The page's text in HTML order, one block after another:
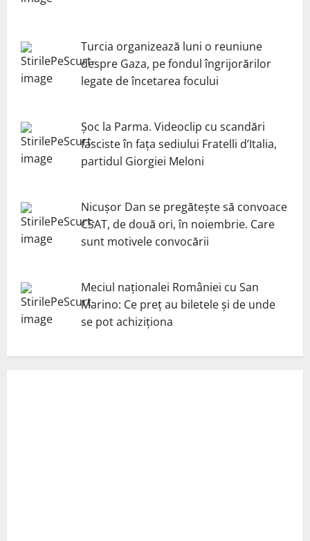
Turcia organizează luni o reuniune
despre Gaza, pe fondul îngrijorărilor
legate de încetarea focului
Șoc la Parma. Videoclip cu scandări
fasciste în fața sediului Fratelli d’Italia,
partidul Giorgiei Meloni
Nicuşor Dan se pregăteşte să convoace
CSAT, de două ori, în noiembrie. Care
sunt motivele convocării
Meciul naționalei României cu San
Marino: Ce preț au biletele și de unde
se pot achiziționa